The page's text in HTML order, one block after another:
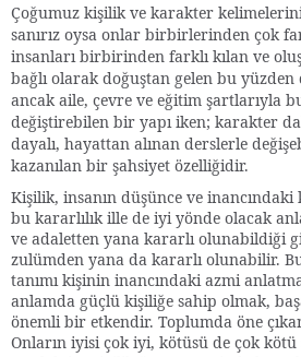
Çoğumuz kişilik ve karakter
sanırız oysa onlar birbirlerinden çok
insanları birbirinden farklı kılan ve
bağlı olarak doğuştan gelen bu yüzden
ancak aile, çevre ve eğitim şartlarıyla
değiştirebilen bir yapı iken; karakter
dayalı, hayattan alınan derslerle
kazanılan bir şahsiyet özelliğidir.
Kişilik, insanın düşünce ve inancındaki
bu kararlılık ille de iyi yönde olacak
ve adaletten yana kararlı olunabildiği
zulümden yana da kararlı olunabilir.
tanımı kişinin inancındaki azmi
anlamda güçlü kişiliğe sahip olmak,
önemli bir etkendir. Toplumda öne
Onların iyisi çok iyi, kötüsü de çok